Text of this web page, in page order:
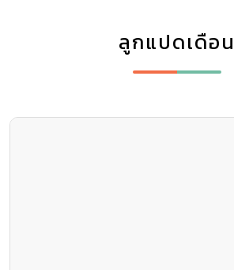
ลูกแปดเดือน